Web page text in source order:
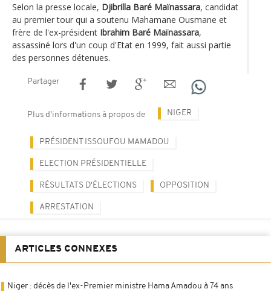
Selon la presse locale, Djibrilla Baré Maïnassara, candidat
au premier tour qui a soutenu Mahamane Ousmane et
frère de l'ex-président Ibrahim Baré Maïnassara,
assassiné lors d'un coup d'Etat en 1999, fait aussi partie
des personnes détenues.
Partager
Plus d'informations à propos de NIGER
PRÉSIDENT ISSOUFOU MAMADOU
ELECTION PRÉSIDENTIELLE
RÉSULTATS D'ÉLECTIONS OPPOSITION
ARRESTATION
ARTICLES CONNEXES
Niger : décès de l'ex-Premier ministre Hama Amadou à 74 ans